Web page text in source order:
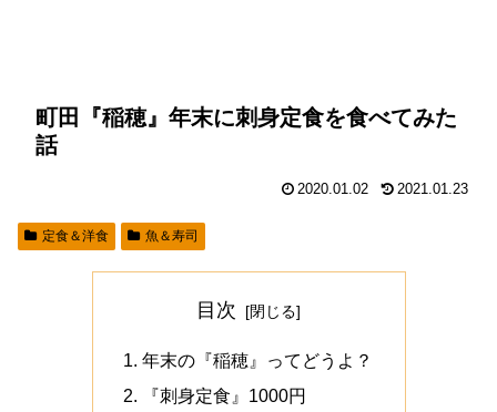
町田『稲穂』年末に刺身定食を食べてみた
話
2020.01.02 2021.01.23
定食＆洋食 魚＆寿司
目次
年末の『稲穂』ってどうよ？
『刺身定食』1000円